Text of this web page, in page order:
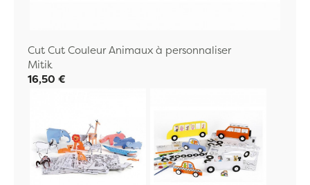
Cut Cut Couleur Animaux à personnaliser
Mitik
16,50 €